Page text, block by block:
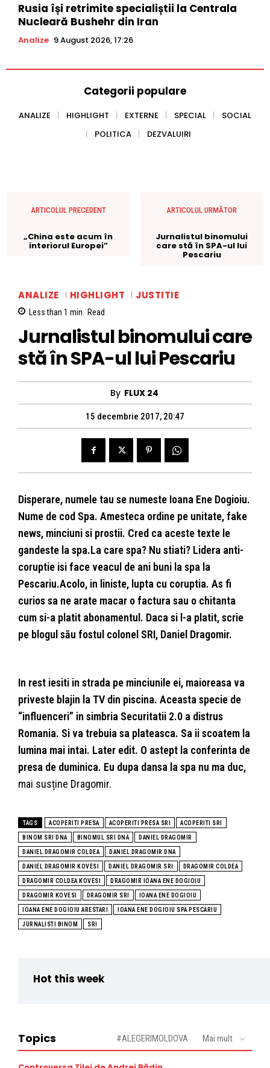
Rusia își retrimite specialiștii la Centrala
Nucleară Bushehr din Iran
Analize 9 August 2026, 17:26
Categorii populare
ANALIZE HIGHLIGHT EXTERNE SPECIAL
SOCIAL
POLITICA
DEZVALUIRI
ARTICOLUL PRECEDENT
„China este acum în
interiorul Europei”
ARTICOLUL URMĂTOR
Jurnalistul binomului
care stă în SPA-ul lui
Pescariu